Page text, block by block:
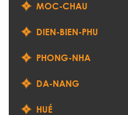
MOC-CHAU
DIEN-BIEN-PHU
PHONG-NHA
DA-NANG
HUÉ